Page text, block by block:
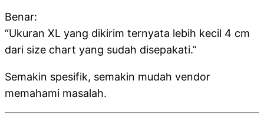
Benar:
“Ukuran XL yang dikirim ternyata lebih kecil 4 cm
dari size chart yang sudah disepakati.”
Semakin spesifik, semakin mudah vendor
memahami masalah.